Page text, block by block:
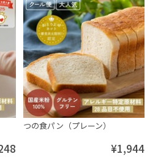
つの食パン（プレーン）
¥1,944